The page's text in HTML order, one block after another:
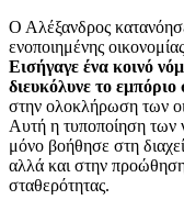
Ο Αλέξανδρος
ενοποιημένης
Εισήγαγε ένα κοινό
διευκόλυνε το
στην ολοκλήρωση των
Αυτή η τυποποίηση των
μόνο βοήθησε στη
αλλά και στην προώθηση
σταθερότητας.